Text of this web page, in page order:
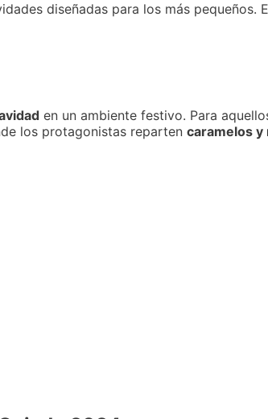
diseñadas para los más pequeños.
en un ambiente festivo. Para
los protagonistas reparten caramelos y